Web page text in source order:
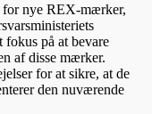
for nye REX-mærker,
på at bevare
af disse mærker.
for at sikre, at de
den nuværende